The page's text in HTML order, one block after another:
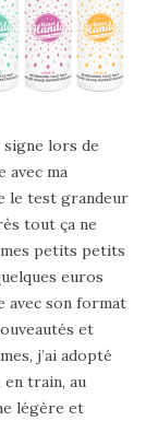
signe lors de
avec ma
le test grandeur
tout ça ne
petits petits
euros
avec son format
et
j’ai adopté
train, au
légère et